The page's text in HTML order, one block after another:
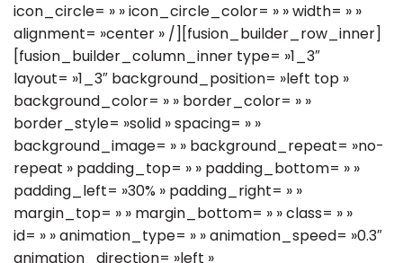
icon_circle= » » icon_circle_color= » » width= » »
alignment= »center » /][fusion_builder_row_inner]
[fusion_builder_column_inner type= »1_3″
layout= »1_3″ background_position= »left top »
background_color= » » border_color= » »
border_style= »solid » spacing= » »
background_image= » » background_repeat= »no-
repeat » padding_top= » » padding_bottom= » »
padding_left= »30% » padding_right= » »
margin_top= » » margin_bottom= » » class= » »
id= » » animation_type= » » animation_speed= »0.3″
animation_direction= »left »